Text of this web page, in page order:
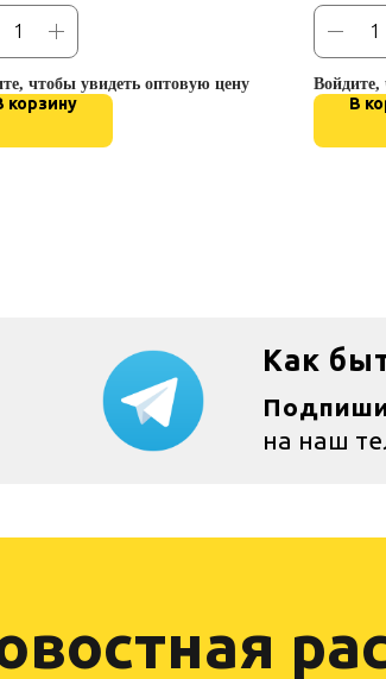
чтобы увидеть оптовую цену
корзину
Войдите,
В
Как
на наш